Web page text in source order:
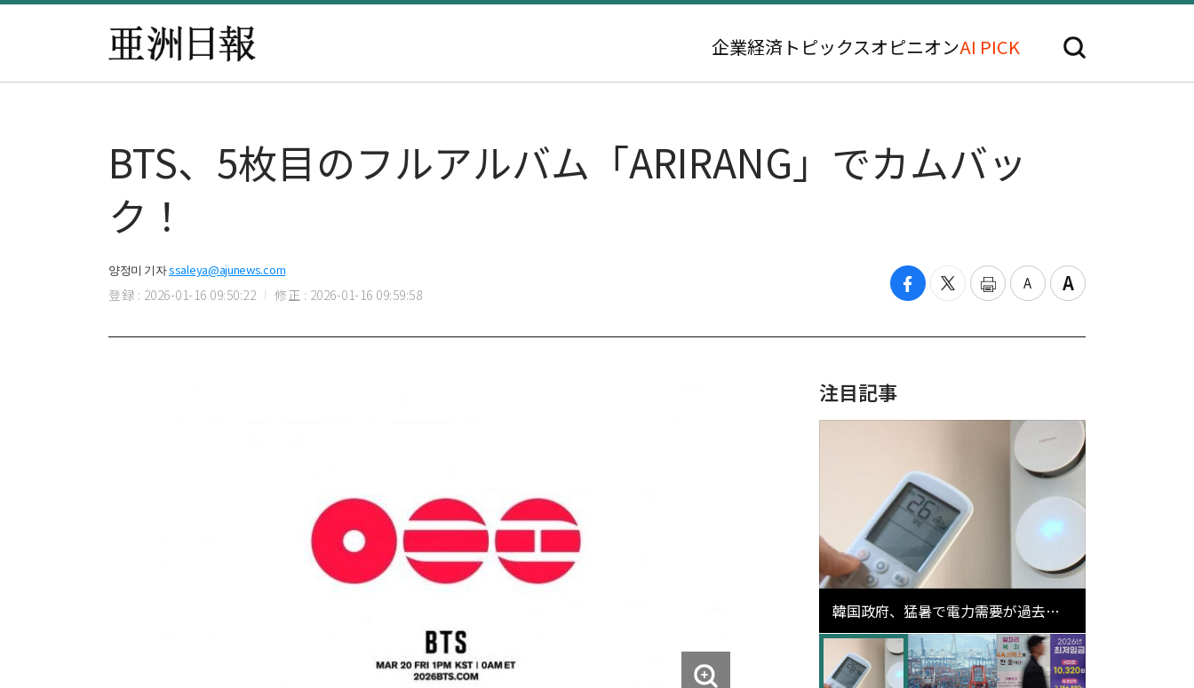
企業経済 トピックスオピニオンAI PICK
BTS、5枚目のフルアルバム「ARIRANG」でカムバッ
ク！
양정미 기자ssaleya@ajunews.com
登録 : 2026-01-16 09:50:22 修正 : 2026-01-16 09:59:58
注目記事
韓国政府、猛暑で電力需要が過去最
高更新の可能性に需給対応体制を点